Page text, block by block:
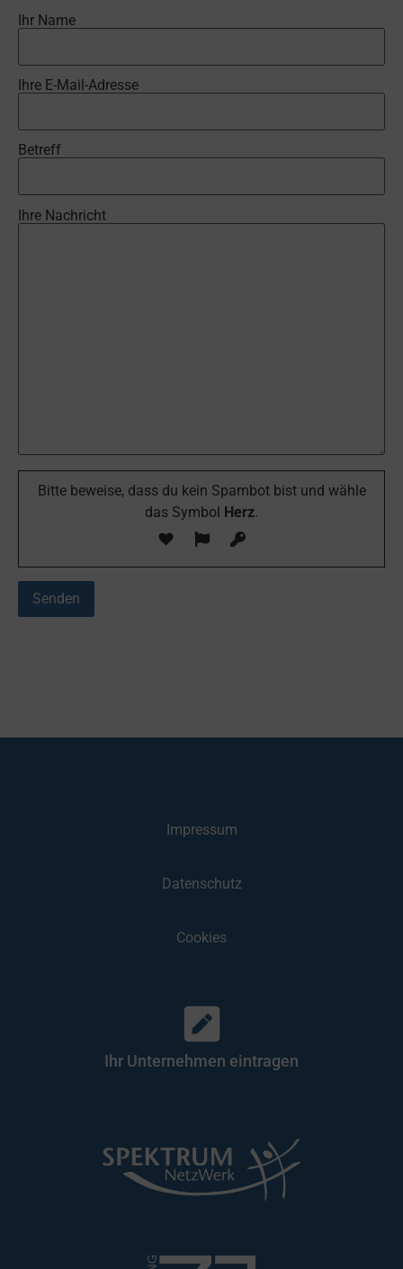
Ihr Name
Ihre E-Mail-Adresse
Betreff
Ihre Nachricht
Bitte beweise, dass du kein Spambot bist und wähle
das Symbol Herz.
Impressum
Datenschutz
Cookies
Ihr Unternehmen eintragen